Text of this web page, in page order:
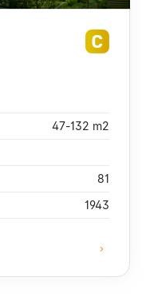
47-132 m2
81
1943